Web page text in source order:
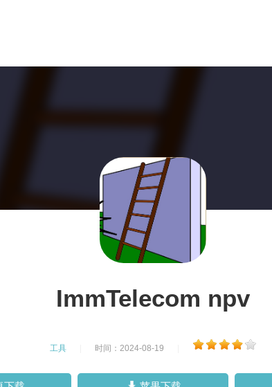
ImmTelecom npv
工具 时间：2024-08-19